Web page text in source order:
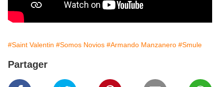
#Saint Valentin #Somos Novios #Armando Manzanero #Smule
Partager